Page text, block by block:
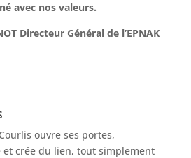
avec nos valeurs.
Directeur Général de l’EPNAK
ouvre ses portes,
et crée du lien, tout simplement